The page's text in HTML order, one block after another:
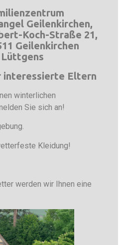
Geilenkirchen,
Koch-Straße 21,
Geilenkirchen
interessierte Eltern
winterlichen
Sie sich an!
Kleidung!
werden wir Ihnen eine